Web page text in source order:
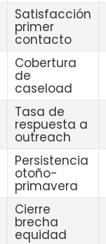
Satisfacción
primer
contacto
Cobertura
de
caseload
Tasa de
respuesta a
outreach
Persistencia
otoño-
primavera
Cierre
brecha
equidad